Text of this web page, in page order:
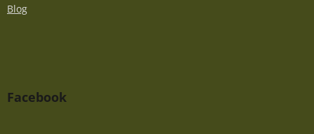
Blog
Facebook